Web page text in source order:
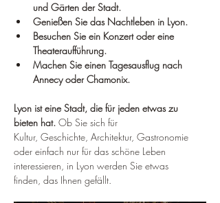
und Gärten der Stadt.
Genießen Sie das Nachtleben in Lyon.
Besuchen Sie ein Konzert oder eine
Theateraufführung.
Machen Sie einen Tagesausflug nach
Annecy oder Chamonix.
Lyon ist eine Stadt, die für jeden etwas zu
bieten hat. Ob Sie sich für
Kultur, Geschichte, Architektur, Gastronomie
oder einfach nur für das schöne Leben
interessieren, in Lyon werden Sie etwas
finden, das Ihnen gefällt.